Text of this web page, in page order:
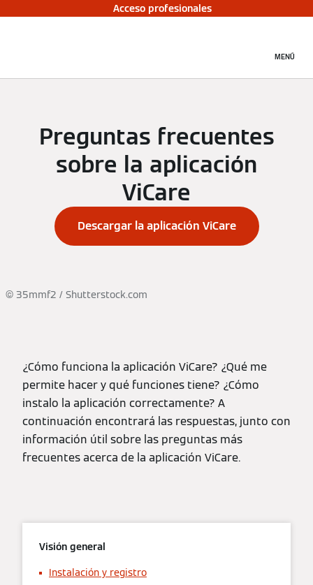
Acceso profesionales
MENÚ
Preguntas frecuentes
sobre la aplicación
ViCare
Descargar la aplicación ViCare
© 35mmf2 / Shutterstock.com
¿Cómo funciona la aplicación ViCare? ¿Qué me
permite hacer y qué funciones tiene? ¿Cómo
instalo la aplicación correctamente? A
continuación encontrará las respuestas, junto con
información útil sobre las preguntas más
frecuentes acerca de la aplicación ViCare.
Visión general
Instalación y registro